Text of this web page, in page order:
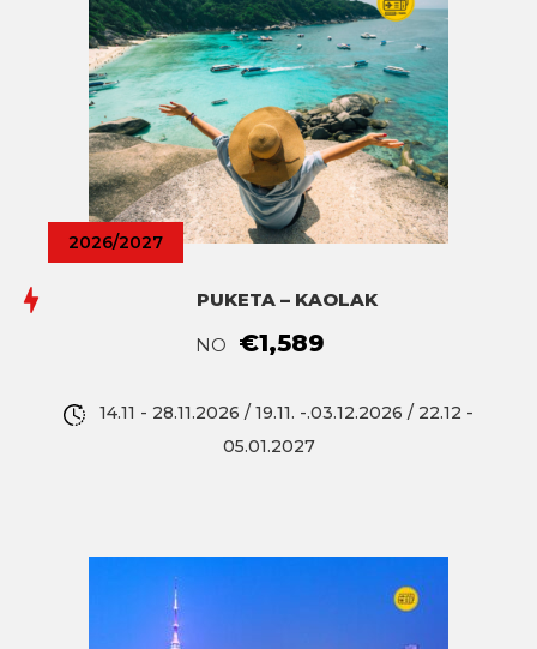
2026/2027
PUKETA – KAOLAK
NO
€1,589
14.11 - 28.11.2026 / 19.11. -.03.12.2026 / 22.12 -
05.01.2027